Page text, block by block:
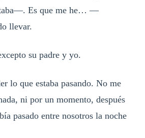
Es que me he… —
llevar.
su padre y yo.
lo que estaba pasando. No me
ni por un momento, después
pasado entre nosotros la noche